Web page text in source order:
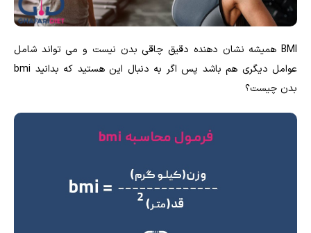
BMI همیشه نشان دهنده دقیق چاقی بدن نیست و می تواند شامل
عوامل دیگری هم باشد پس اگر به دنبال این هستید که بدانید bmi
بدن چیست؟